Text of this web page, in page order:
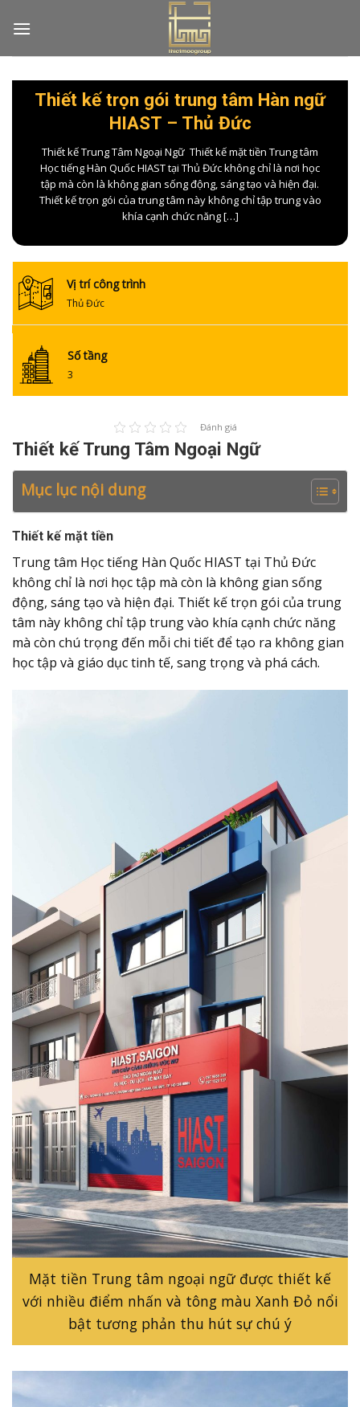
Thiết kế trọn gói trung tâm Hàn ngữ
HIAST – Thủ Đức
Thiết kế Trung Tâm Ngoại Ngữ Thiết kế mặt tiền Trung tâm
Học tiếng Hàn Quốc HIAST tại Thủ Đức không chỉ là nơi học
tập mà còn là không gian sống động, sáng tạo và hiện đại.
Thiết kế trọn gói của trung tâm này không chỉ tập trung vào
khía cạnh chức năng […]
Vị trí công trình
Thủ Đức
Số tầng
3
Đánh giá
Thiết kế Trung Tâm Ngoại Ngữ
Mục lục nội dung
Thiết kế mặt tiền
Trung tâm Học tiếng Hàn Quốc HIAST tại Thủ Đức
không chỉ là nơi học tập mà còn là không gian sống
động, sáng tạo và hiện đại. Thiết kế trọn gói của trung
tâm này không chỉ tập trung vào khía cạnh chức năng
mà còn chú trọng đến mỗi chi tiết để tạo ra không gian
học tập và giáo dục tinh tế, sang trọng và phá cách.
Mặt tiền Trung tâm ngoại ngữ được thiết kế
với nhiều điểm nhấn và tông màu Xanh Đỏ nổi
bật tương phản thu hút sự chú ý